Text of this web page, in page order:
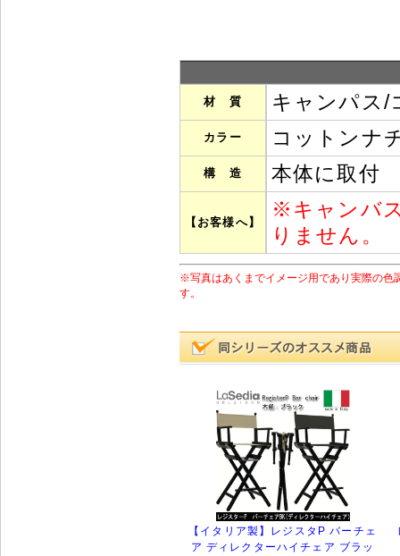
材 質 キャンパス/
カラー コットンナ
構 造 本体に取付
【お客様へ】
※ キャンバ
りません。
※写真はあくまでイメージ用であり実際の色
す。
【イタリア製】レジスタP バーチェ
ア ディレクターハイチェア ブラッ